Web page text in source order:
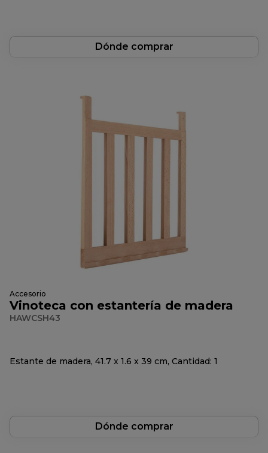
Dónde comprar
Accesorio
Vinoteca con estantería de madera
HAWCSH43
Estante de madera, 41.7 x 1.6 x 39 cm, Cantidad: 1
Dónde comprar